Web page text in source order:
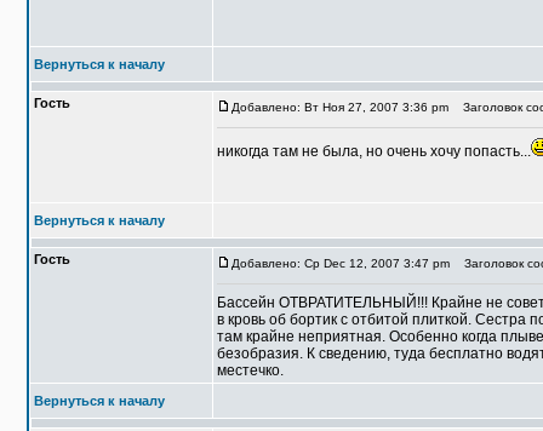
Вернуться к началу
Гость Добавлено: Вт Ноя 27, 2007 3:36 pm Заголовок
никогда там не была, но очень хочу попасть...
Вернуться к началу
Гость Добавлено: Ср Dec 12, 2007 3:47 pm Заголовок
Бассейн ОТВРАТИТЕЛЬНЫЙ!!! Крайне не
в кровь об бортик с отбитой плиткой.
там крайне неприятная. Особенно когда
безобразия. К сведению, туда бесплатно
местечко.
Вернуться к началу